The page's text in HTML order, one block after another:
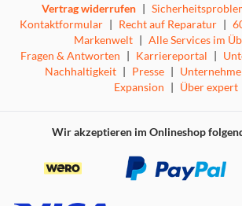
Vertrag widerrufen |
Kontaktformular | Recht auf Reparatur |
Markenwelt | Alle Services im
Fragen & Antworten | Karriereportal |
Nachhaltigkeit | Presse |
Expansion | Über expert
Wir akzeptieren im Onlineshop